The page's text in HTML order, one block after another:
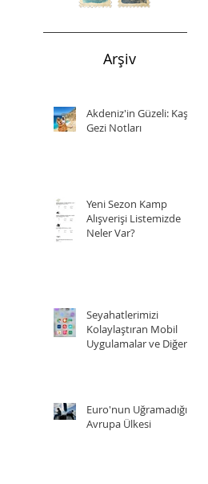
Arşiv
Akdeniz'in Güzeli: Kaş
Gezi Notları
Yeni Sezon Kamp
Alışverişi Listemizde
Neler Var?
Seyahatlerimizi
Kolaylaştıran Mobil
Uygulamalar ve Diğer
Euro'nun Uğramadığı 5
Avrupa Ülkesi